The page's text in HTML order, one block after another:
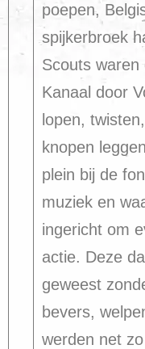
poepen,
spijkerbroek
Scouts
Kanaal door
lopen,
knopen
plein bij de
muziek en
ingericht om
actie. Deze
geweest
bevers,
werden net